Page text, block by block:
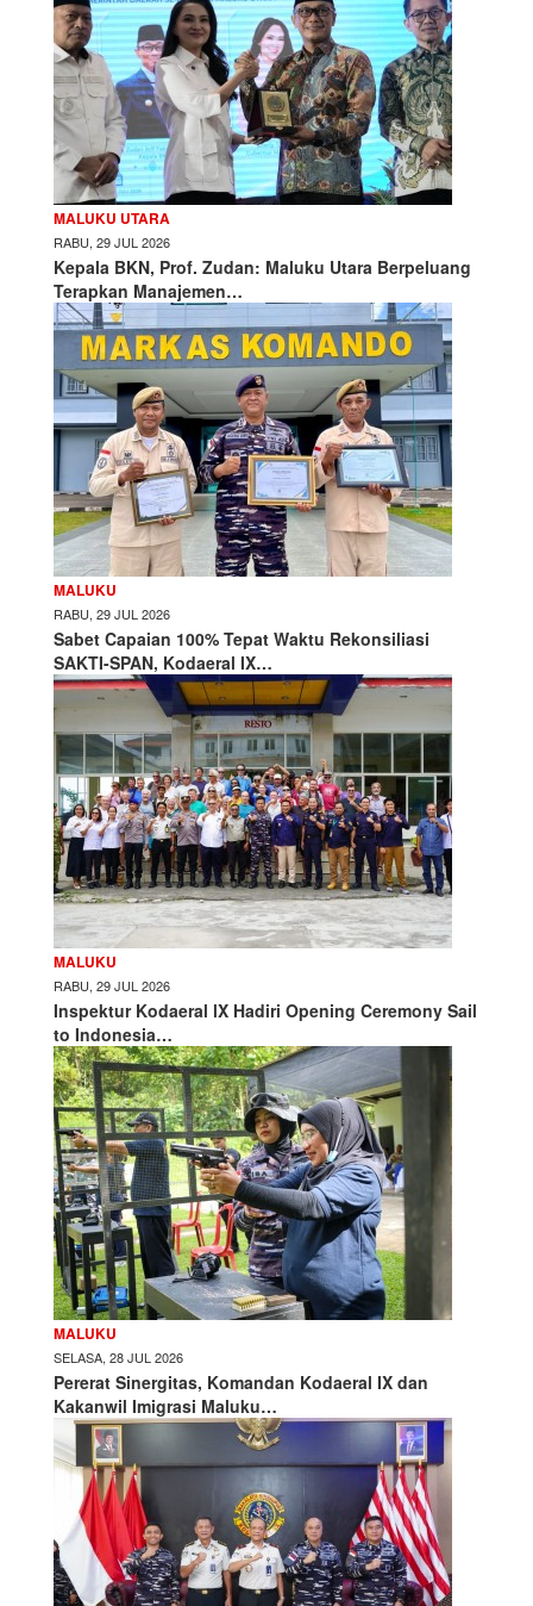
MALUKU UTARA
RABU, 29 JUL 2026
Kepala BKN, Prof. Zudan: Maluku Utara Berpeluang
Terapkan Manajemen…
MALUKU
RABU, 29 JUL 2026
Sabet Capaian 100% Tepat Waktu Rekonsiliasi
SAKTI-SPAN, Kodaeral IX…
MALUKU
RABU, 29 JUL 2026
Inspektur Kodaeral lX Hadiri Opening Ceremony Sail
to Indonesia…
MALUKU
SELASA, 28 JUL 2026
Pererat Sinergitas, Komandan Kodaeral IX dan
Kakanwil Imigrasi Maluku…